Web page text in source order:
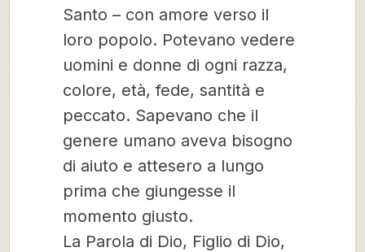
Santo – con amore verso il
loro popolo. Potevano vedere
uomini e donne di ogni razza,
colore, età, fede, santità e
peccato. Sapevano che il
genere umano aveva bisogno
di aiuto e attesero a lungo
prima che giungesse il
momento giusto.
La Parola di Dio, Figlio di Dio,